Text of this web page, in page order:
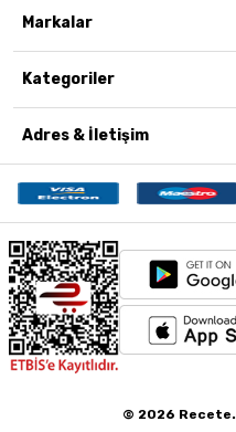
Markalar
Kategoriler
Adres & İletişim
© 2026 Recete.